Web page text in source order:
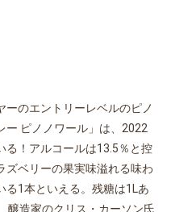
ーのエントリーレベルのピノ
ー ピノノワール」は、2022
る！アルコールは13.5％と控
ズベリーの果実味溢れる味わ
る1本といえる。残糖は1Lあ
醸造家のクリス・カーソン氏